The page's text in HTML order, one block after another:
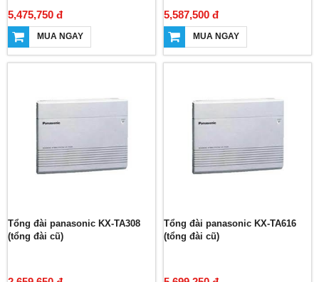
5,475,750 đ
MUA NGAY
5,587,500 đ
MUA NGAY
Tổng đài panasonic KX-TA308
(tổng đài cũ)
Tổng đài panasonic KX-TA616
(tổng đài cũ)